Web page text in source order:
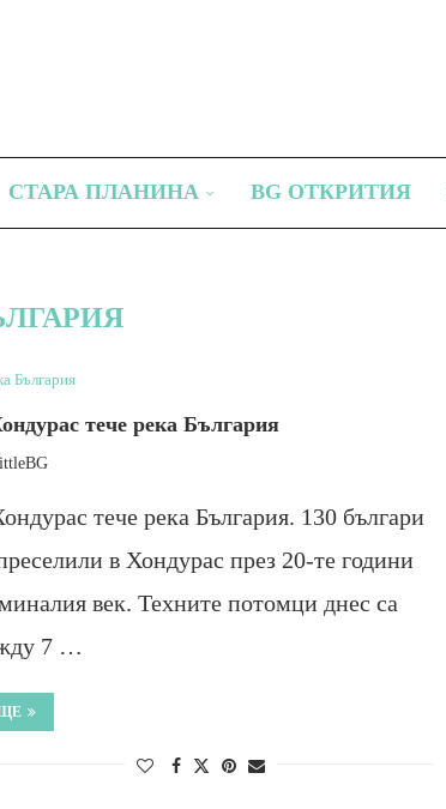
СТАРА ПЛАНИНА BG ОТКРИТИЯ
България
тече река България
тече река България. 130 българи
в Хондурас през 20-те години
век. Техните потомци днес са
7 …